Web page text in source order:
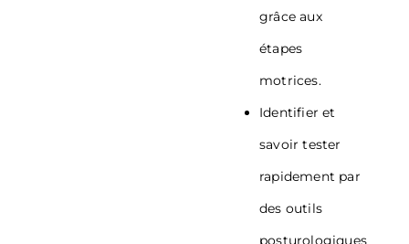
grâce aux
étapes
motrices.
Identifier et
savoir tester
rapidement par
des outils
posturologiques